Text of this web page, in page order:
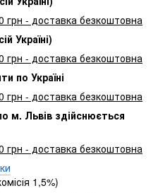
грн - доставка безкоштовна
Україні)
- доставка безкоштовна
по Україні
- доставка безкоштовна
м. Львів здійснюється
- доставка безкоштовна
1,5%)